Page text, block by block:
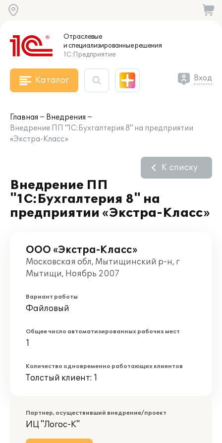
Отраслевые
и специализированныерешения
1С:Предприятие
Каталог Вход
Главная
Внедрения
Внедрение ПП "1С:Бухгалтерия 8" на предприятии
«Экстра-Класс»
Внедрение ПП
"1С:Бухгалтерия 8" на
предприятии «Экстра-Класс»
К списку
ООО «Экстра-Класс»
Московская обл, Мытищинский р-н, г
Мытищи, Ноябрь 2007
Вариант работы
Файловый
Общее число автоматизированных рабочих мест
1
Количество одновременно работающих клиентов
Толстый клиент: 1
Партнер, осуществивший внедрение/проект
ИЦ "Логос-К"